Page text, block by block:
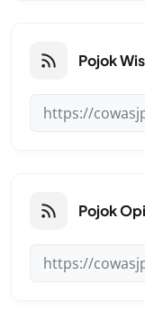
Pojok
Pojok